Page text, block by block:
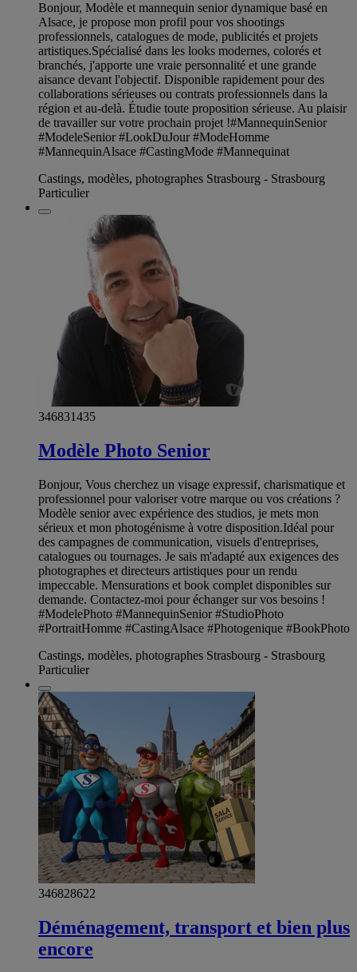
Bonjour, Modèle et mannequin senior dynamique basé en
Alsace, je propose mon profil pour vos shootings
professionnels, catalogues de mode, publicités et projets
artistiques. ​ Spécialisé dans les looks modernes, colorés et
branchés, j'apporte une vraie personnalité et une grande
aisance devant l'objectif. Disponible rapidement pour des
collaborations sérieuses ou contrats professionnels dans la
région et au-delà. Étudie toute proposition sérieuse. Au plaisir
de travailler sur votre prochain projet ! ​ #MannequinSenior
#ModeleSenior #LookDuJour #ModeHomme
#MannequinAlsace #CastingMode #Mannequinat
Castings, modèles, photographes Strasbourg - Strasbourg
Particulier
346831435
Modèle Photo Senior
Bonjour, Vous cherchez un visage expressif, charismatique et
professionnel pour valoriser votre marque ou vos créations ?
Modèle senior avec expérience des studios, je mets mon
sérieux et mon photogénisme à votre disposition. ​ Idéal pour
des campagnes de communication, visuels d'entreprises,
catalogues ou tournages. Je sais m'adapté aux exigences des
photographes et directeurs artistiques pour un rendu
impeccable. Mensurations et book complet disponibles sur
demande. Contactez-moi pour échanger sur vos besoins ! ​
#ModelePhoto #MannequinSenior #StudioPhoto
#PortraitHomme #CastingAlsace #Photogenique #BookPhoto
Castings, modèles, photographes Strasbourg - Strasbourg
Particulier
346828622
Déménagement, transport et bien plus
encore